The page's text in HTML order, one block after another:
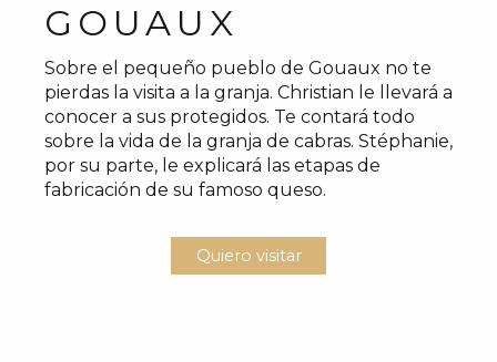
GOUAUX
Sobre el pequeño pueblo de Gouaux no te
pierdas la visita a la granja. Christian le llevará a
conocer a sus protegidos. Te contará todo
sobre la vida de la granja de cabras. Stéphanie,
por su parte, le explicará las etapas de
fabricación de su famoso queso.
Quiero visitar